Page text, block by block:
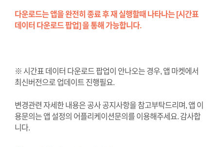
다운로드는 앱을 완전히 종료 후 재 실행할때 나타나는 [시간표
데이터 다운로드 팝업] 을 통해 가능합니다.
※ 시간표 데이터 다운로드 팝업이 안나오는 경우, 앱 마켓에서
최신버전으로 업데이트 진행필요.
변경관련 자세한 내용은 공사 공지사항을 참고부탁드리며, 앱 이
용문의는 앱 설정의 어플리케이션문의를 이용해주세요. 감사합
니다.